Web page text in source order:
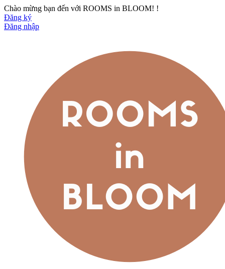
Chào mừng bạn đến với ROOMS in BLOOM! !
Đăng ký
Đăng nhập